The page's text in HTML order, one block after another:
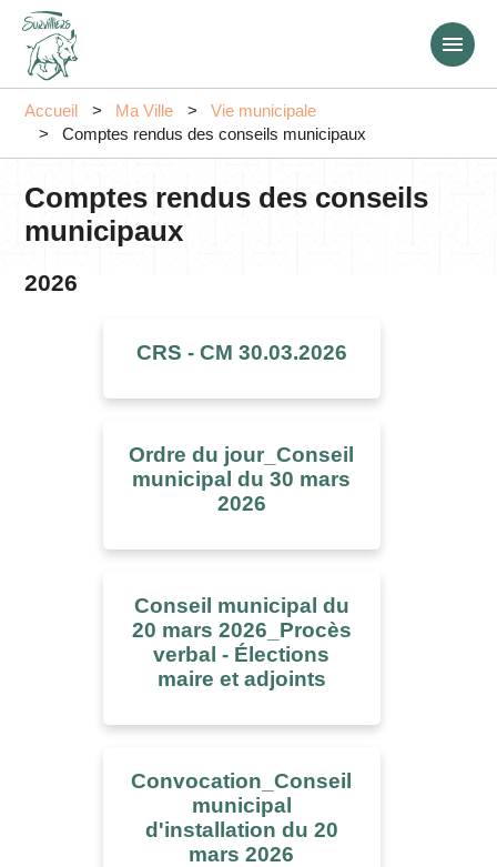
Accueil Ma Ville
Vie municipale
Comptes rendus des conseils municipaux
Comptes rendus des conseils
municipaux
2026
CRS - CM 30.03.2026
Ordre du jour_Conseil
municipal du 30 mars
2026
Conseil municipal du
20 mars 2026_Procès
verbal - Élections
maire et adjoints
Convocation_Conseil
municipal
d'installation du 20
mars 2026